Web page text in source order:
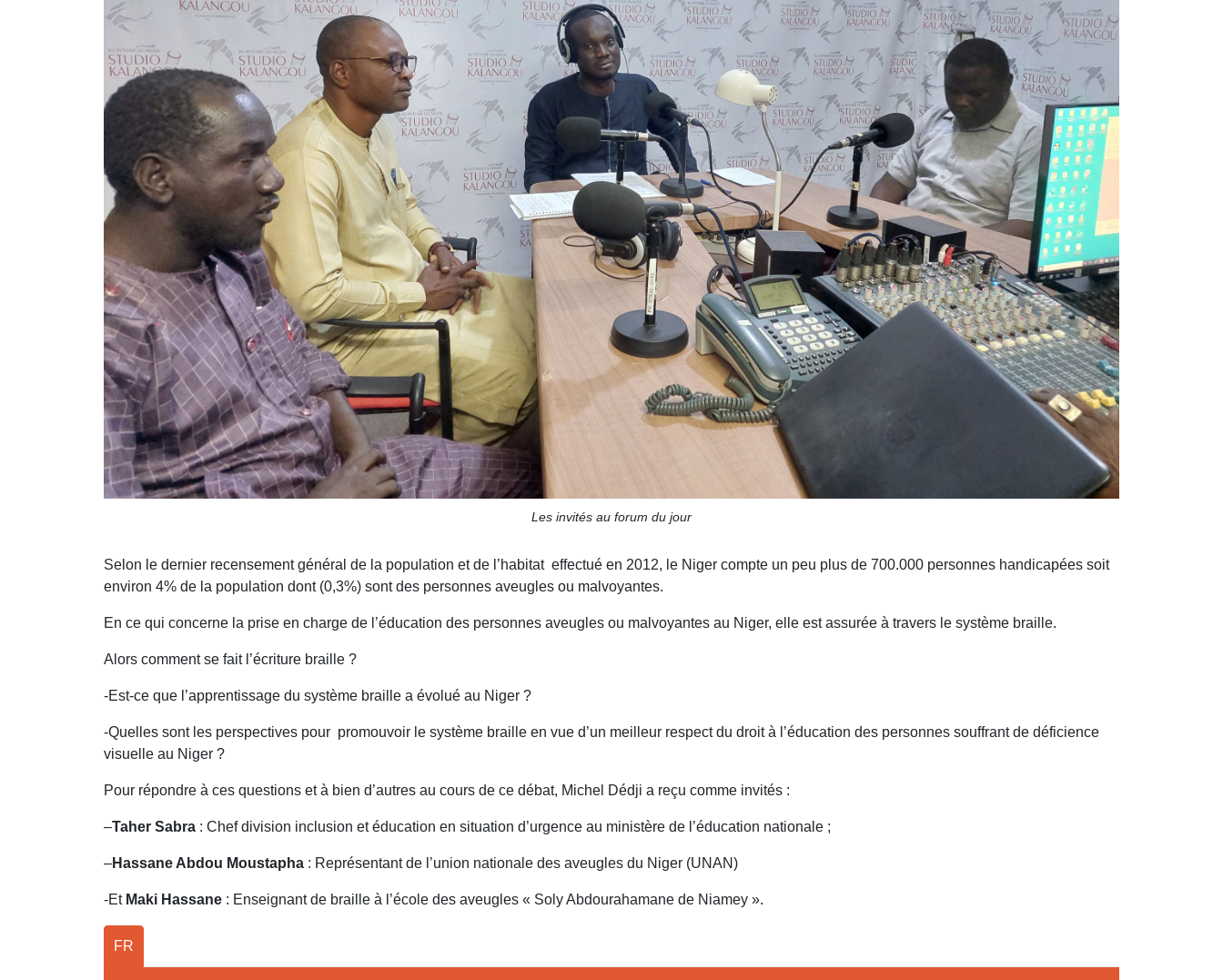
Les invités au forum du jour
Selon le dernier recensement général de la population et de l’habitat effectué en 2012, le Niger compte un peu plus de 700.000 personnes handicapées soit
environ 4% de la population dont (0,3%) sont des personnes aveugles ou malvoyantes.
En ce qui concerne la prise en charge de l’éducation des personnes aveugles ou malvoyantes au Niger, elle est assurée à travers le système braille.
Alors comment se fait l’écriture braille ?
-Est-ce que l’apprentissage du système braille a évolué au Niger ?
-Quelles sont les perspectives pour promouvoir le système braille en vue d’un meilleur respect du droit à l’éducation des personnes souffrant de déficience
visuelle au Niger ?
Pour répondre à ces questions et à bien d’autres au cours de ce débat, Michel Dédji a reçu comme invités :
–Taher Sabra : Chef division inclusion et éducation en situation d’urgence au ministère de l’éducation nationale ;
–Hassane Abdou Moustapha : Représentant de l’union nationale des aveugles du Niger (UNAN)
-Et Maki Hassane : Enseignant de braille à l’école des aveugles « Soly Abdourahamane de Niamey ».
FR